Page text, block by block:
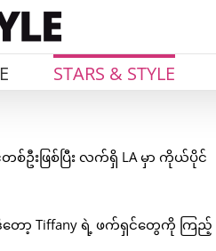
STARS & STYLE
တစ်ဦးဖြစ်ပြီး လက်ရှိ LA မှာ ကိုယ်ပိုင်
ော့ Tiffany ရဲ့ ဖက်ရှင်တွေကို ကြည့်